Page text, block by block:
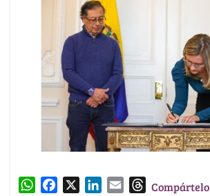
W
TCompártelo